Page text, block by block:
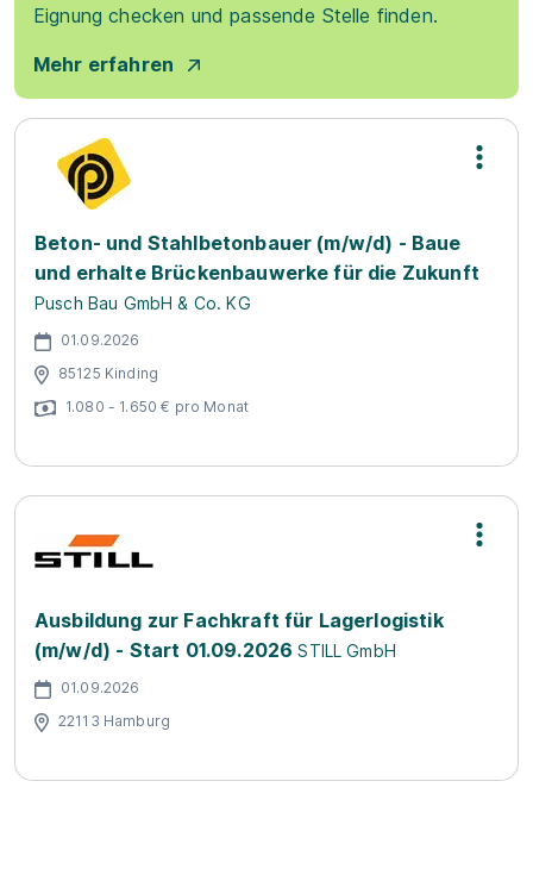
Eignung checken und passende Stelle finden.
Mehr erfahren
Beton- und Stahlbetonbauer (m/w/d) - Baue
und erhalte Brückenbauwerke für die Zukunft
Pusch Bau GmbH & Co. KG
01.09.2026
85125 Kinding
1.080 - 1.650 € pro Monat
Ausbildung zur Fachkraft für Lagerlogistik
(m/w/d) - Start 01.09.2026 STILL GmbH
01.09.2026
22113 Hamburg